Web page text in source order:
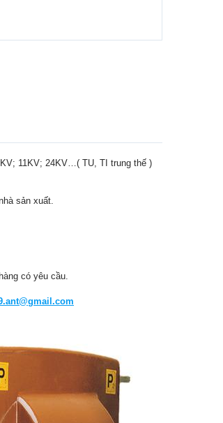
11KV; 24KV…( TU, TI trung thế )
sản xuất.
có yêu cầu.